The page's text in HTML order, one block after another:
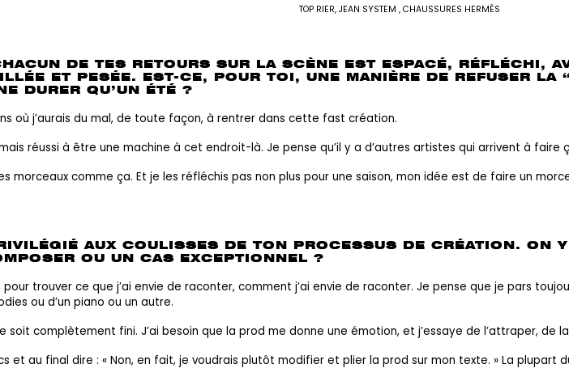
TOP RIER, JEAN SYSTEM , CHAUSSURES HERMÈS
DE TES RETOURS SUR LA SCÈNE EST ESPACÉ, RÉFLÉCHI,
ET PESÉE. EST-CE, POUR TOI, UNE MANIÈRE DE REFUSER
DURER QU’UN ÉTÉ ?
où j’aurais du mal, de toute façon, à rentrer dans cette fast création.
réussi à être une machine à cet endroit-là. Je pense qu’il y a d’autres artistes qui arrivent à faire
comme ça. Et je les réfléchis pas non plus pour une saison, mon idée est de faire un
AUX COULISSES DE TON PROCESSUS DE CRÉATION.
OU UN CAS EXCEPTIONNEL ?
trouver ce que j’ai envie de raconter, comment j’ai envie de raconter. Je pense que je pars
ou d’un piano ou un autre.
complètement fini. J’ai besoin que la prod me donne une émotion, et j’essaye de l’attraper, de
et au final dire : « Non, en fait, je voudrais plutôt modifier et plier la prod sur mon texte. » La